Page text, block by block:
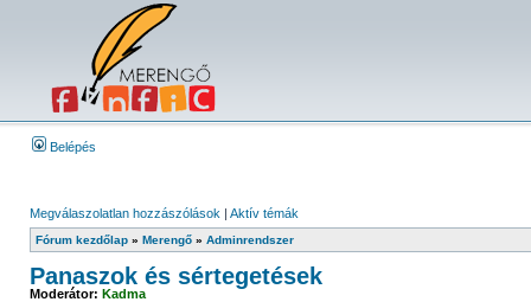
Belépés
Megválaszolatlan hozzászólások | Aktív témák
Fórum kezdőlap » Merengő » Adminrendszer
Panaszok és sértegetések
Moderátor: Kadma